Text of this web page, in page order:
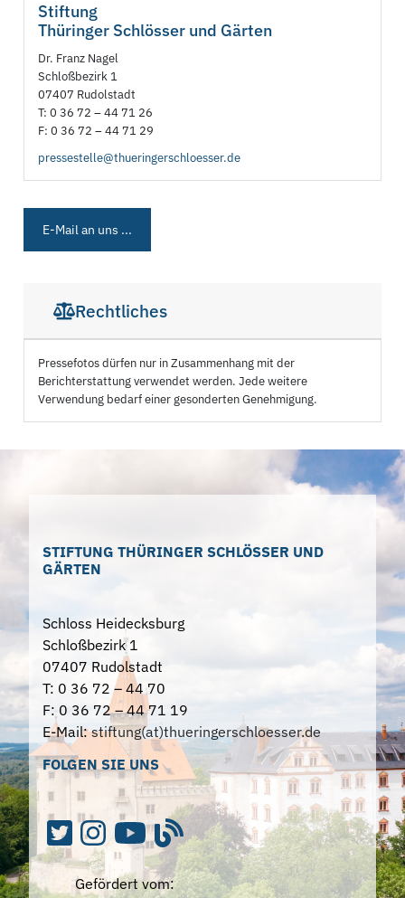
Stiftung
Thüringer Schlösser und Gärten
Dr. Franz Nagel
Schloßbezirk 1
07407 Rudolstadt
T: 0 36 72 – 44 71 26
F: 0 36 72 – 44 71 29
pressestelle@thueringerschloesser.de
E-Mail an uns ...
Rechtliches
Pressefotos dürfen nur in Zusammenhang mit der
Berichterstattung verwendet werden. Jede weitere
Verwendung bedarf einer gesonderten Genehmigung.
STIFTUNG THÜRINGER SCHLÖSSER UND
GÄRTEN
Schloss Heidecksburg
Schloßbezirk 1
07407 Rudolstadt
T: 0 36 72 – 44 70
F: 0 36 72 – 44 71 19
E-Mail:stiftung(at)thueringerschloesser.de
FOLGEN SIE UNS
Gefördert vom: